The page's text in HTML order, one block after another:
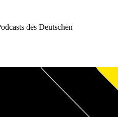
des Deutschen